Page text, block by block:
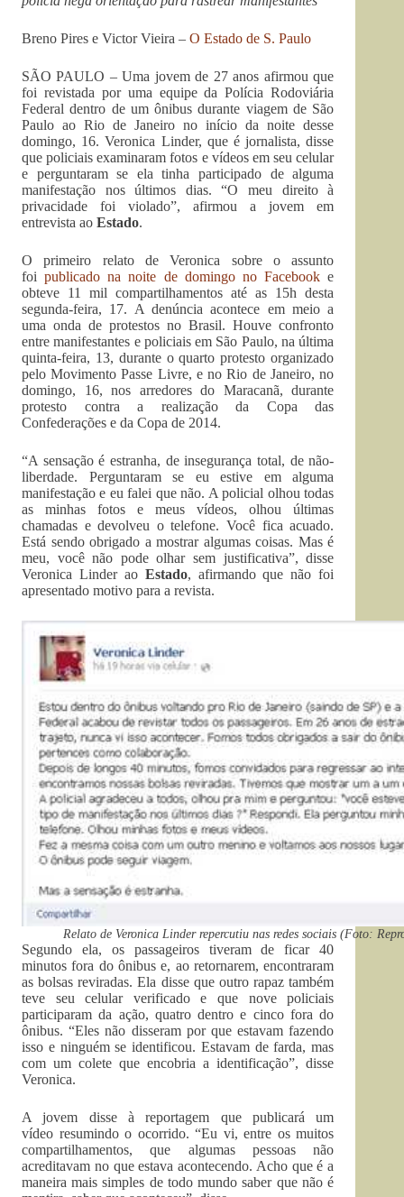
Breno Pires e Victor Vieira – O Estado de S. Paulo
SÃO PAULO – Uma jovem de 27 anos afirmou que
foi revistada por uma equipe da Polícia Rodoviária
Federal dentro de um ônibus durante viagem de São
Paulo ao Rio de Janeiro no início da noite desse
domingo, 16. Veronica Linder, que é jornalista, disse
que policiais examinaram fotos e vídeos em seu celular
e perguntaram se ela tinha participado de alguma
manifestação nos últimos dias. “O meu direito à
privacidade foi violado”, afirmou a jovem em
entrevista ao Estado.
O primeiro relato de Veronica sobre o assunto
foipublicado na noite de domingo no Facebook e
obteve 11 mil compartilhamentos até as 15h desta
segunda-feira, 17. A denúncia acontece em meio a
uma onda de protestos no Brasil. Houve confronto
entre manifestantes e policiais em São Paulo, na última
quinta-feira, 13, durante o quarto protesto organizado
pelo Movimento Passe Livre, e no Rio de Janeiro, no
domingo, 16, nos arredores do Maracanã, durante
protesto contra a realização da Copa das
Confederações e da Copa de 2014.
“A sensação é estranha, de insegurança total, de não-
liberdade. Perguntaram se eu estive em alguma
manifestação e eu falei que não. A policial olhou todas
as minhas fotos e meus vídeos, olhou últimas
chamadas e devolveu o telefone. Você fica acuado.
Está sendo obrigado a mostrar algumas coisas. Mas é
meu, você não pode olhar sem justificativa”, disse
Veronica Linder ao Estado, afirmando que não foi
apresentado motivo para a revista.
Relato de Veronica Linder repercutiu nas redes sociais (Foto:
Segundo ela, os passageiros tiveram de ficar 40
minutos fora do ônibus e, ao retornarem, encontraram
as bolsas reviradas. Ela disse que outro rapaz também
teve seu celular verificado e que nove policiais
participaram da ação, quatro dentro e cinco fora do
ônibus. “Eles não disseram por que estavam fazendo
isso e ninguém se identificou. Estavam de farda, mas
com um colete que encobria a identificação”, disse
Veronica.
A jovem disse à reportagem que publicará um
vídeo resumindo o ocorrido. “Eu vi, entre os muitos
compartilhamentos, que algumas pessoas não
acreditavam no que estava acontecendo. Acho que é a
maneira mais simples de todo mundo saber que não é